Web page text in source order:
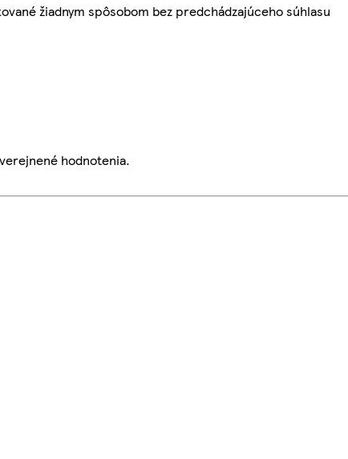
žiadnym spôsobom bez predchádzajúceho súhlasu
hodnotenia.